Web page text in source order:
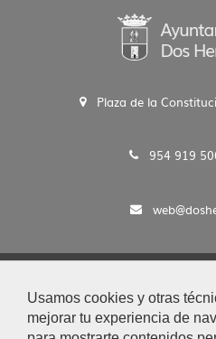
Usamos cookies y otras
mejorar tu experiencia de
Plaza de la
954 919
Aviso Legal y
|